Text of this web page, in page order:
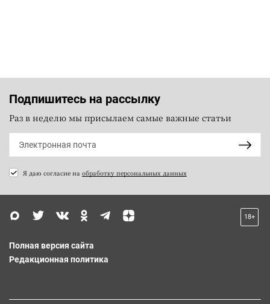
Подпишитесь на рассылку
Раз в неделю мы присылаем самые важные статьи
Я даю согласие на обработку персональных данных
18+
Полная версия сайта
Редакционная политика